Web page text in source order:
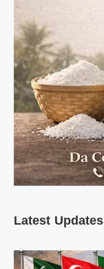
Latest Updates